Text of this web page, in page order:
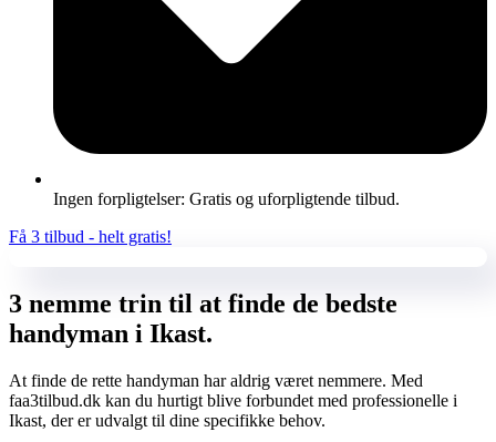
Ingen forpligtelser: Gratis og uforpligtende tilbud.
Få 3 tilbud - helt gratis!
3 nemme trin til at finde de bedste
handyman i Ikast.
At finde de rette handyman har aldrig været nemmere. Med
faa3tilbud.dk kan du hurtigt blive forbundet med professionelle i
Ikast, der er udvalgt til dine specifikke behov.